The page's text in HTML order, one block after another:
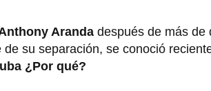
Aranda después de más de
su separación, se conoció
¿Por qué?